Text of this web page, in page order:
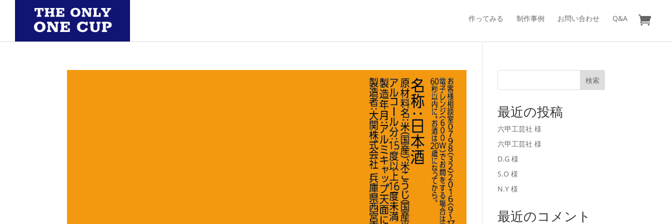
作ってみる 制作事例 お問い合わせ Q&A
検索
最近の投稿
六甲工芸社 様
六甲工芸社 様
D.G 様
S.O 様
N.Y 様
最近のコメント